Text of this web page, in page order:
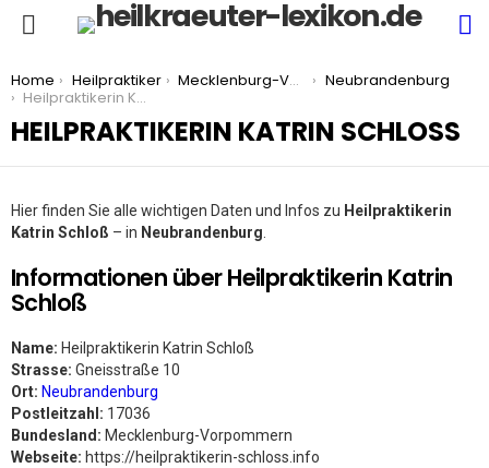
You are here:
Home Heilpraktiker Mecklenburg-Vorpommern
Neubrandenburg
Heilpraktikerin Katrin Schloß
HEILPRAKTIKERIN KATRIN SCHLOSS
Hier finden Sie alle wichtigen Daten und Infos zu Heilpraktikerin
Katrin Schloß – in Neubrandenburg
Informationen über Heilpraktikerin Katrin
Schloß
Name: Heilpraktikerin Katrin Schloß
Strasse: Gneisstraße 10
Ort: Neubrandenburg
Postleitzahl: 17036
Bundesland: Mecklenburg-Vorpommern
Webseite: https://heilpraktikerin-schloss.info